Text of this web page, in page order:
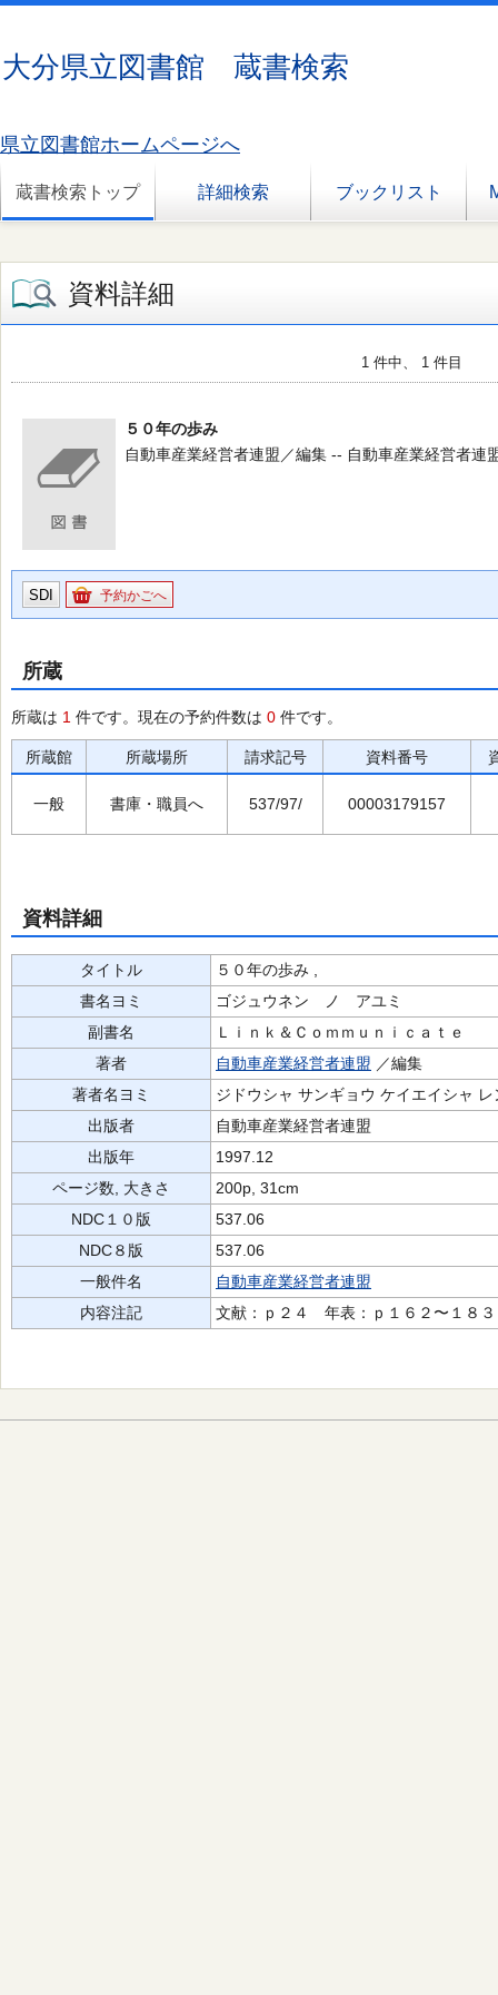
大分県立図書館 蔵書検索
県立図書館ホームページへ
蔵書検索トップ 詳細検索 ブックリスト
資料詳細
1 件中、 1 件目
５０年の歩み
自動車産業経営者連盟／編集 -- 自動車産業経営者連
SDI 予約かごへ
所蔵
所蔵は 1 件です。現在の予約件数は 0 件です。
所蔵館 所蔵場所 請求記号 資料番号
一般 書庫・職員へ 537/97/ 00003179157
資料詳細
タイトル
５０年の歩み ,
書名ヨミ
ゴジュウネン ノ アユミ
副書名
Ｌｉｎｋ＆Ｃｏｍｍｕｎｉｃａｔｅ
著者
自動車産業経営者連盟 ／編集
著者名ヨミ
ジドウシャ サンギョウ ケイエイシャ レ
出版者
自動車産業経営者連盟
出版年
1997.12
ページ数, 大きさ
200p, 31cm
NDC１０版
537.06
NDC８版
537.06
一般件名
自動車産業経営者連盟
内容注記
文献：ｐ２４ 年表：ｐ１６２〜１８３